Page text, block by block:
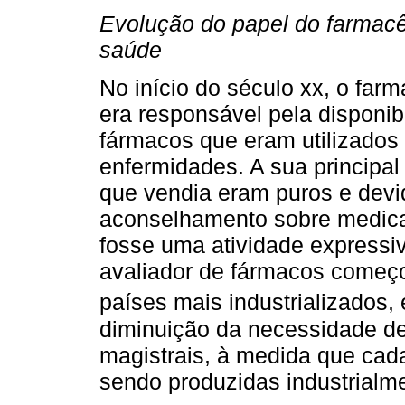
Evolução do papel do
saúde
No início do século xx, o
era responsável pela
fármacos que eram
enfermidades. A sua
que vendia eram puros e
aconselhamento sobre
fosse uma atividade
avaliador de fármacos
países mais industrializados,
diminuição da necessidade
magistrais, à medida que
sendo produzidas